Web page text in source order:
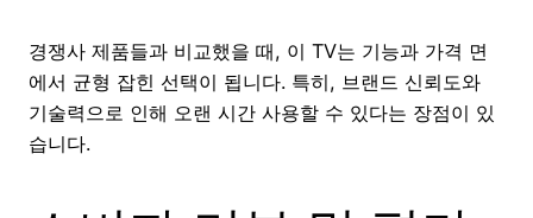
경쟁사 제품들과 비교했을 때, 이 TV는 기능과 가격 면
에서 균형 잡힌 선택이 됩니다. 특히, 브랜드 신뢰도와
기술력으로 인해 오랜 시간 사용할 수 있다는 장점이 있
습니다.